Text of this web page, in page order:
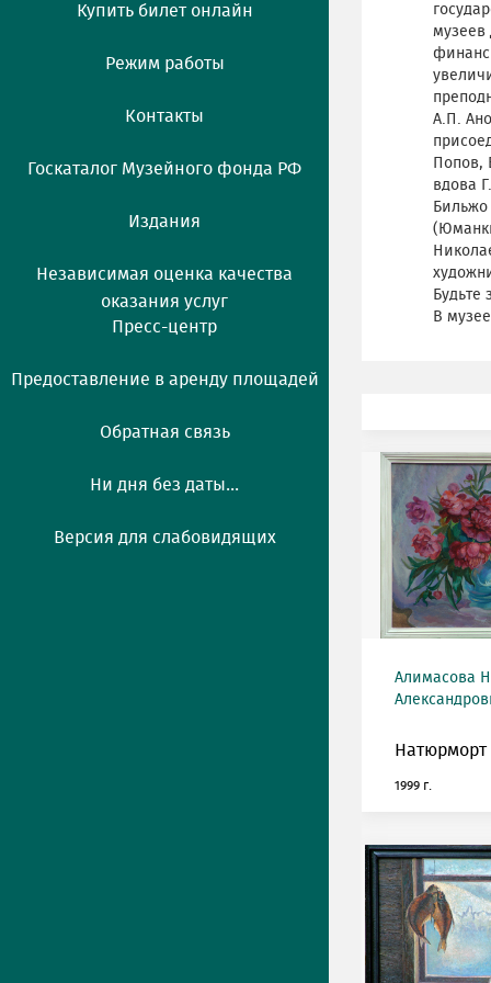
Купить билет онлайн
Режим работы
Контакты
Госкаталог Музейного фонда РФ
Издания
Независимая оценка качества
оказания услуг
Пресс-центр
Предоставление в аренду площадей
Обратная связь
Ни дня без даты...
Версия для слабовидящих
музеев
А.П.
вдова
Будьте
В
Алимасова
1999 г.